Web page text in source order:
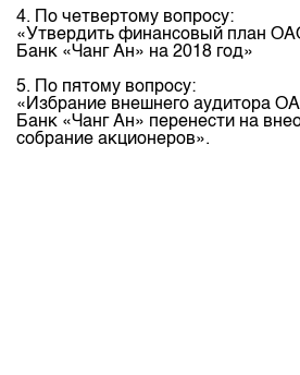
4. По четвертому вопросу:
«Утвердить финансовый план
Банк «Чанг Ан» на 2018 год»
5. По пятому вопросу:
«Избрание внешнего аудитора
Банк «Чанг Ан» перенести на
собрание акционеров».